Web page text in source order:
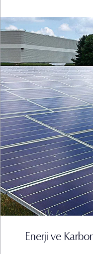
Enerji ve
ağ bilgisi, cihaz bilgisi)
iv. Ürün pazarlama
geçmişe dönük
analiz edilerek
planlanması ve
lokasyon, müşteri
kozmetik ürün
mac adresi bilgisi, ağ
sebep: açık rıza)
v. Reklam/kampanya/
süreçleri ve iletişim
kapsamında
(kampanya, reklam,
müşteriye özel tek
özelleştirilmiş reklam
posta(matbu) veya
sağlanması (kimlik,
kozmetik ürün